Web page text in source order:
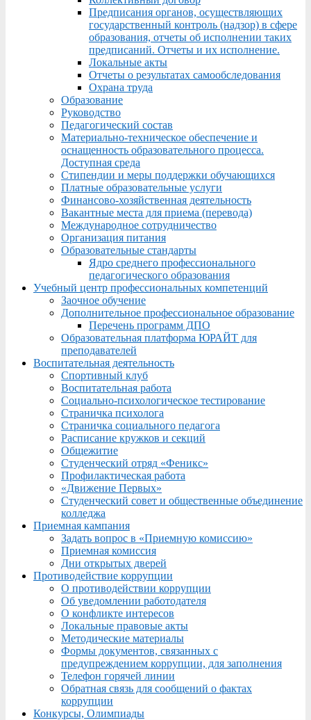
Предписания органов, осуществляющих
государственный контроль (надзор) в сфере
образования, отчеты об исполнении таких
предписаний. Отчеты и их исполнение.
Локальные акты
Отчеты о результатах самообследования
Охрана труда
Образование
Руководство
Педагогический состав
Материально-техническое обеспечение и
оснащенность образовательного процесса.
Доступная среда
Стипендии и меры поддержки обучающихся
Платные образовательные услуги
Финансово-хозяйственная деятельность
Вакантные места для приема (перевода)
Международное сотрудничество
Организация питания
Образовательные стандарты
Ядро среднего профессионального
педагогического образования
Учебный центр профессиональных компетенций
Заочное обучение
Дополнительное профессиональное образование
Перечень программ ДПО
Образовательная платформа ЮРАЙТ для
преподавателей
Воспитательная деятельность
Спортивный клуб
Воспитательная работа
Социально-психологическое тестирование
Страничка психолога
Страничка социального педагога
Расписание кружков и секций
Общежитие
Студенческий отряд «Феникс»
Профилактическая работа
«Движение Первых»
Студенческий совет и общественные объединение
колледжа
Приемная кампания
Задать вопрос в «Приемную комиссию»
Приемная комиссия
Дни открытых дверей
Противодействие коррупции
О противодействии коррупции
Об уведомлении работодателя
О конфликте интересов
Локальные правовые акты
Методические материалы
Формы документов, связанных с
предупреждением коррупции, для заполнения
Телефон горячей линии
Обратная связь для сообщений о фактах
коррупции
Конкурсы, Олимпиады